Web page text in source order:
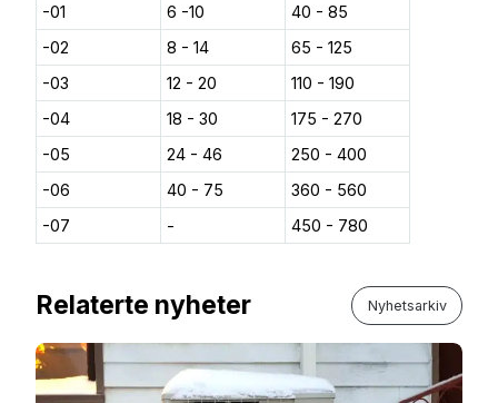
-01
6 -10
40 - 85
-02
8 - 14
65 - 125
-03
12 - 20
110 - 190
-04
18 - 30
175 - 270
-05
24 - 46
250 - 400
-06
40 - 75
360 - 560
-07
- 450 - 780
Relaterte nyheter Nyhetsarkiv